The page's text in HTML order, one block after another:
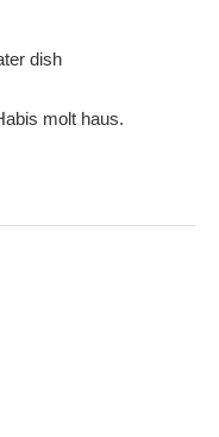
dish
molt haus.